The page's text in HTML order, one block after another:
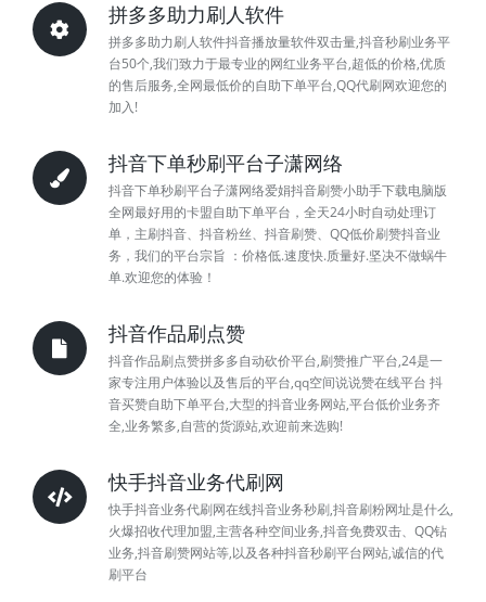
拼多多助力刷人软件
拼多多助力刷人软件抖音播放量软件双击量,抖音秒刷业务平
台50个,我们致力于最专业的网红业务平台,超低的价格,优质
的售后服务,全网最低价的自助下单平台,QQ代刷网欢迎您的
加入!
抖音下单秒刷平台子潇网络
抖音下单秒刷平台子潇网络爱娟抖音刷赞小助手下载电脑版
全网最好用的卡盟自助下单平台，全天24小时自动处理订
单，主刷抖音、抖音粉丝、抖音刷赞、QQ低价刷赞抖音业
务，我们的平台宗旨 ：价格低.速度快.质量好.坚决不做蜗牛
单.欢迎您的体验！
抖音作品刷点赞
抖音作品刷点赞拼多多自动砍价平台,刷赞推广平台,24是一
家专注用户体验以及售后的平台,qq空间说说赞在线平台 抖
音买赞自助下单平台,大型的抖音业务网站,平台低价业务齐
全,业务繁多,自营的货源站,欢迎前来选购!
快手抖音业务代刷网
快手抖音业务代刷网在线抖音业务秒刷,抖音刷粉网址是什么,
火爆招收代理加盟,主营各种空间业务,抖音免费双击、QQ钻
业务,抖音刷赞网站等,以及各种抖音秒刷平台网站,诚信的代
刷平台